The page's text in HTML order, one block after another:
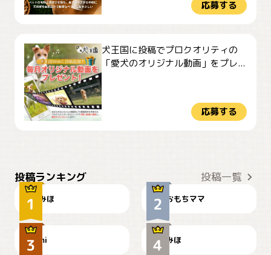
応募する
犬王国に投稿でプロクオリティの
「愛犬のオリジナル動画」をプレ...
応募する
投稿ランキング 投稿一覧
みほ おもちママ
可愛い？
mi
見てるぞぉ
みほ
🌻とむぎ！
ドーベルマンのお友達邸に
て